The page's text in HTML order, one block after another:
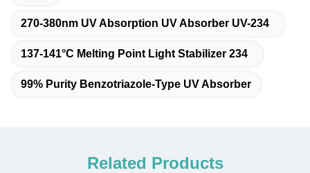
270-380nm UV Absorption UV Absorber UV-234
137-141°C Melting Point Light Stabilizer 234
99% Purity Benzotriazole-Type UV Absorber
Related Products